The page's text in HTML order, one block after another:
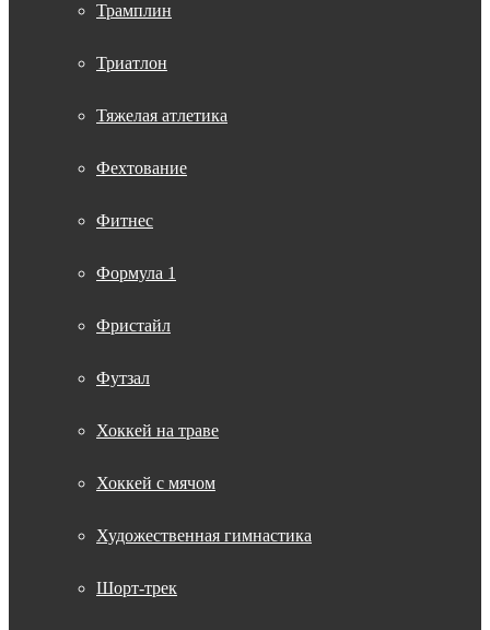
Трамплин
Триатлон
Тяжелая атлетика
Фехтование
Фитнес
Формула 1
Фристайл
Футзал
Хоккей на траве
Хоккей с мячом
Художественная гимнастика
Шорт-трек